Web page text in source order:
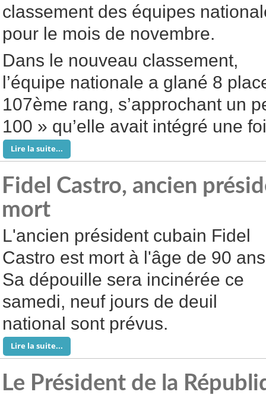
classement des équipes
pour le mois de novembre.
Dans le nouveau classement,
l’équipe nationale a glané 8
107ème rang, s’approchant un
100 » qu’elle avait intégré une
Lire la suite...
Fidel Castro, ancien
mort
L'ancien président cubain Fidel
Castro est mort à l'âge de 90
Sa dépouille sera incinérée ce
samedi, neuf jours de deuil
national sont prévus.
Lire la suite...
Le Président de la